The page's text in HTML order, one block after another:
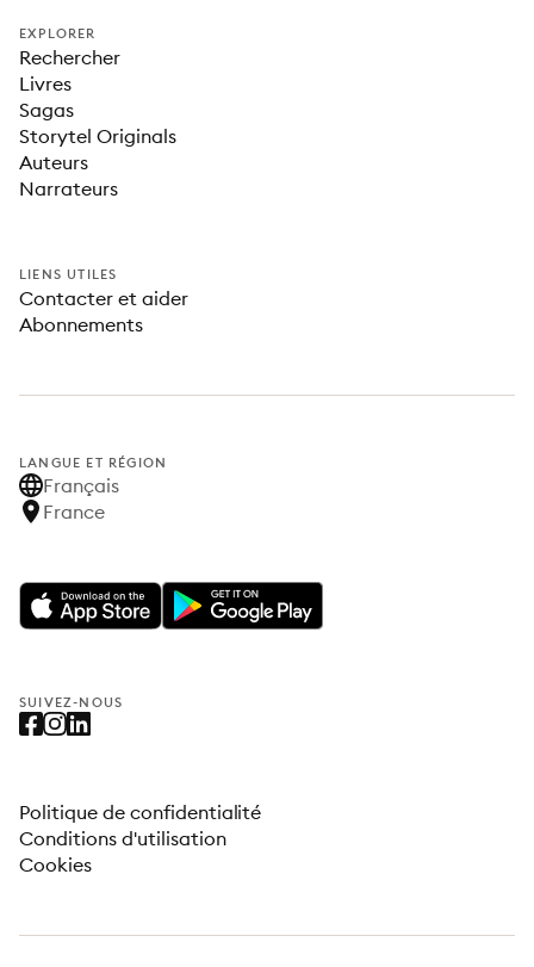
EXPLORER
Rechercher
Livres
Sagas
Storytel Originals
Auteurs
Narrateurs
LIENS UTILES
Contacter et aider
Abonnements
LANGUE ET RÉGION
Français
France
SUIVEZ-NOUS
Politique de confidentialité
Conditions d'utilisation
Cookies